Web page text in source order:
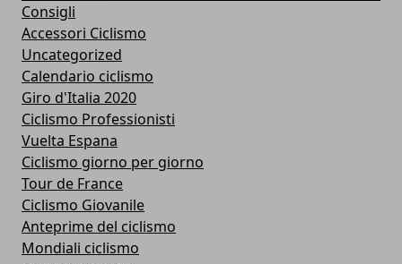
Consigli
Accessori Ciclismo
Uncategorized
Calendario ciclismo
Giro d'Italia 2020
Ciclismo Professionisti
Vuelta Espana
Ciclismo giorno per giorno
Tour de France
Ciclismo Giovanile
Anteprime del ciclismo
Mondiali ciclismo